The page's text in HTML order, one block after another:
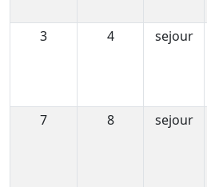
3
4 sejour
7
8 sejour